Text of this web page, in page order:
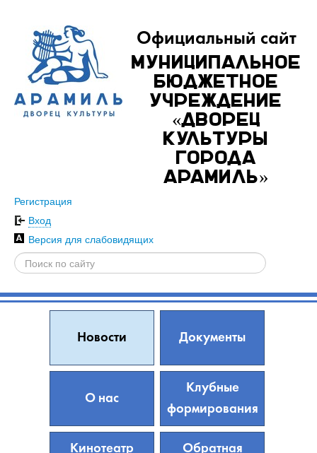
Официальный сайт
Муниципальное
бюджетное
учреждение
«Дворец
культуры
города
Арамиль»
Регистрация
Вход
Версия для слабовидящих
Новости Документы
О нас
Клубные
формирования
Кинотеатр
Обратная